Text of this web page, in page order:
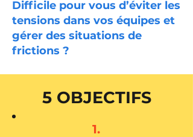
Difficile pour vous d’éviter les
tensions dans vos équipes et
gérer des situations de
frictions ?
5 OBJECTIFS
1.